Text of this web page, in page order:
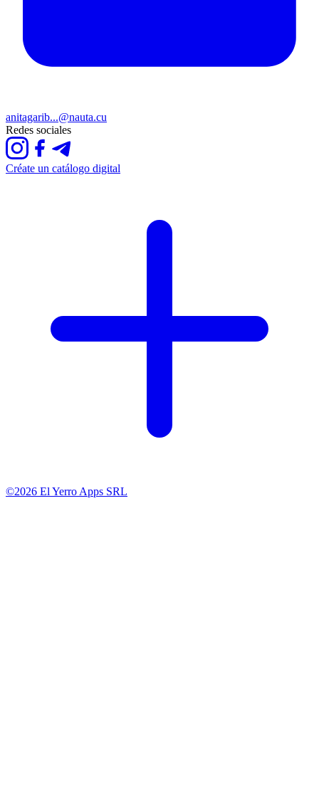
anitagarib...@nauta.cu
Redes sociales
Créate un catálogo digital
©2026 El Yerro Apps SRL